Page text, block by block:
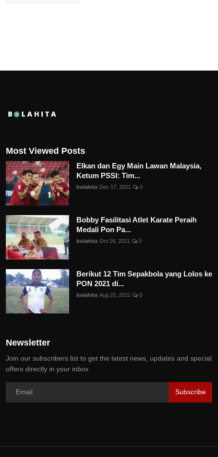
Most Viewed Posts
Elkan dan Egy Main Lawan Malaysia,
Ketum PSSI: Tim...
bolahita Dec 17, 2021 0
Bobby Fasilitasi Atlet Karate Peraih
Medali Pon Pa...
bolahita Oct 26, 2021 0
Berikut 12 Tim Sepakbola yang Lolos ke
PON 2021 di...
bolahita Aug 20, 2021 0
Newsletter
Join our subscribers list to get the latest news, updates and special
offers directly in your inbox
Subscribe